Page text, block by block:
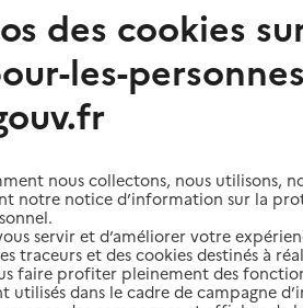
(aide et soins) par département
autonomie à domicile (aide et soins)
: liste des 3
à domicile
des cookies
les-
nous collectons, nous utilisons,
notre notice d’information sur la
servir et d’améliorer votre
traceurs et des cookies destinés à
faire profiter pleinement des
utilisés dans le cadre de campagne